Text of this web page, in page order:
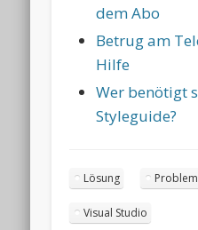
dem Abo
Betrug am
Hilfe
Wer benötigt
Styleguide?
Lösung Problem
Visual Studio